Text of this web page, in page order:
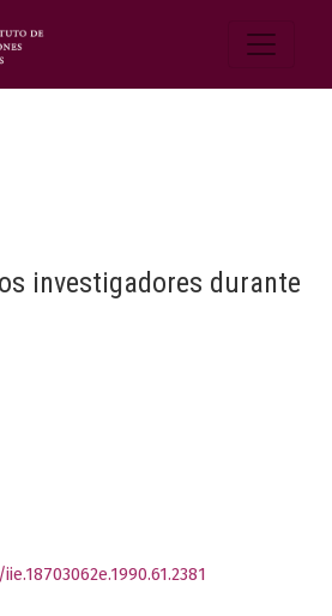
investigadores durante